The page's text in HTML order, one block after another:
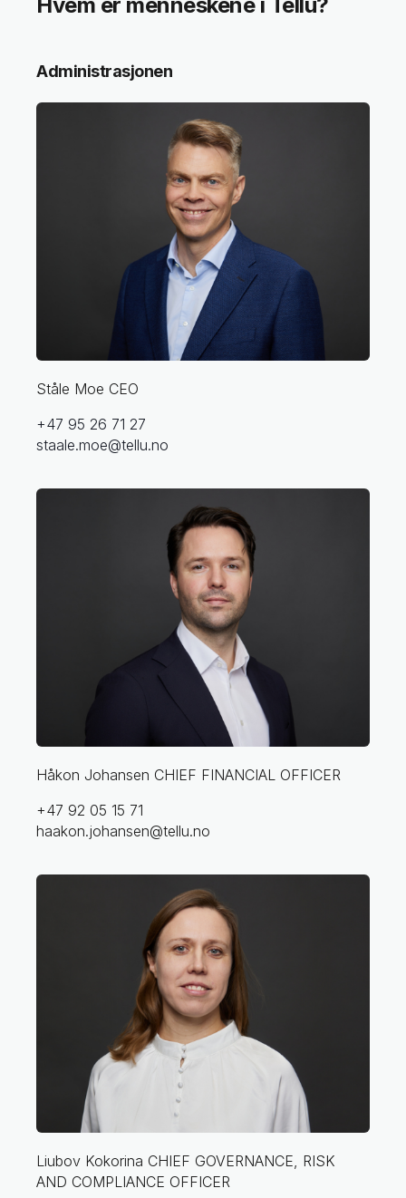
Hvem er menneskene i Tellu?
Administrasjonen
Ståle Moe CEO
+47 95 26 71 27
staale.moe@tellu.no
Håkon Johansen CHIEF FINANCIAL OFFICER
+47 92 05 15 71
haakon.johansen@tellu.no
Liubov Kokorina CHIEF GOVERNANCE, RISK
AND COMPLIANCE OFFICER